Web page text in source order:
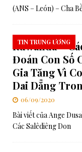
(ANS – León) – Cha
Ruwanda –
Đoán Con Số
Gia Tăng Vì
Dai Dẳng
TIN TRUNG ƯƠNG
06/09/2020
Bài viết của Ange
Các Salêdiêng Don